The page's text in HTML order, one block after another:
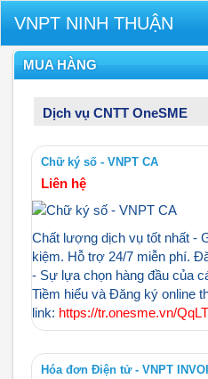
VNPT NINH THUẬN
MUA HÀNG
Dịch vụ CNTT OneSME
Chữ ký số - VNPT CA
Liên hệ
Chất lượng dịch vụ tốt nhất -
kiệm. Hỗ trợ 24/7 miễn phí.
- Sự lựa chọn hàng đầu của
Tiềm hiểu và Đăng ký online
link: https://tr.onesme.vn/
Hóa đơn Điện tử - VNPT